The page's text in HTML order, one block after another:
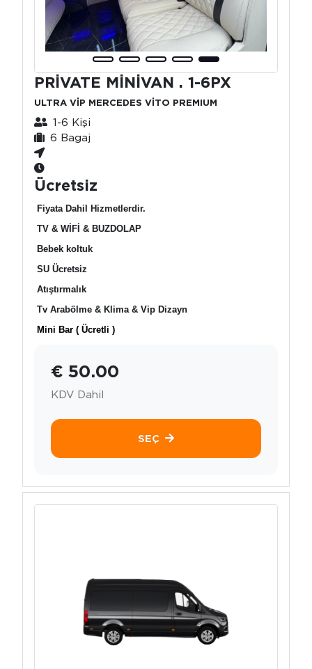
PRİVATE MİNİVAN . 1-6PX
ULTRA VİP MERCEDES VİTO PREMIUM
1-6 Kişi
6 Bagaj
Ücretsiz
Fiyata Dahil Hizmetlerdir.
TV & WİFİ & BUZDOLAP
Bebek koltuk
SU Ücretsiz
Atıştırmalık
Tv Arabölme & Klima & Vip Dizayn
Mini Bar ( Ücretli )
€ 50.00
KDV Dahil
SEÇ